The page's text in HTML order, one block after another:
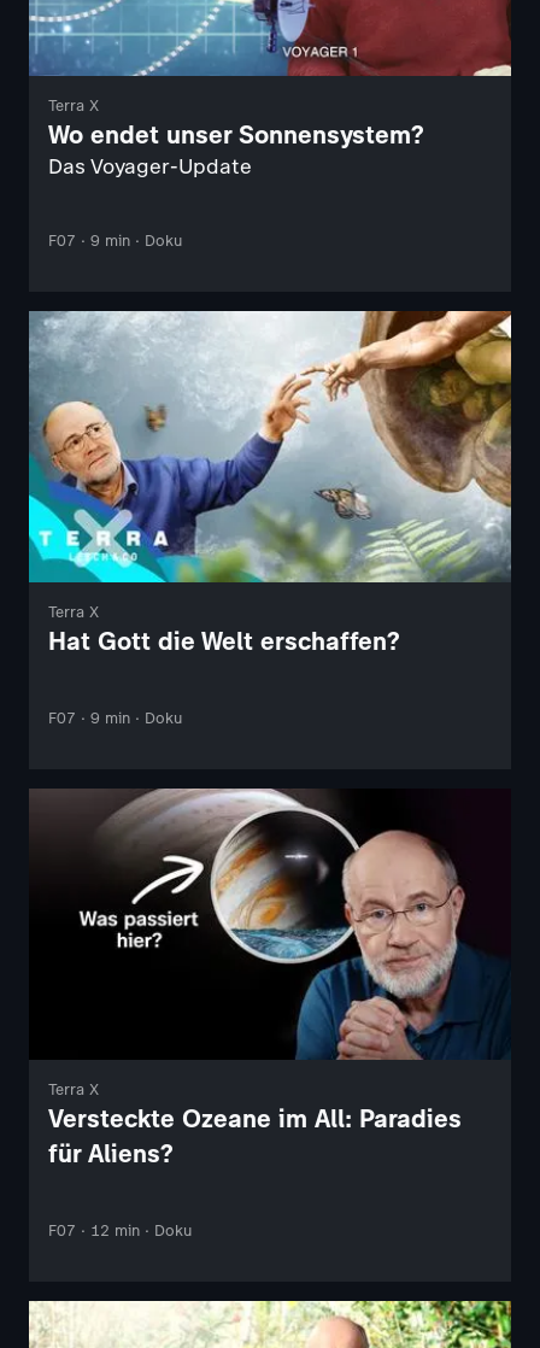
Terra X
Wo endet unser Sonnensystem?
Das Voyager-Update
F07 · 9 min · Doku
Terra X
Hat Gott die Welt erschaffen?
F07 · 9 min · Doku
Terra X
Versteckte Ozeane im All: Paradies
für Aliens?
F07 · 12 min · Doku